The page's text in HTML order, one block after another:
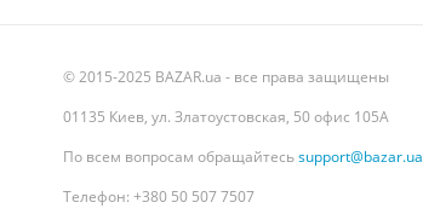
© 2015-2025 BAZAR.ua - все права защищены
01135 Киев, ул. Златоустовская, 50 офис 105А
По всем вопросам обращайтесьsupport@bazar.ua
Телефон: +380 50 507 7507